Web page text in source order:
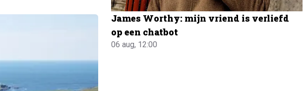
James Worthy: mijn vriend is verliefd
op een chatbot
06 aug, 12:00